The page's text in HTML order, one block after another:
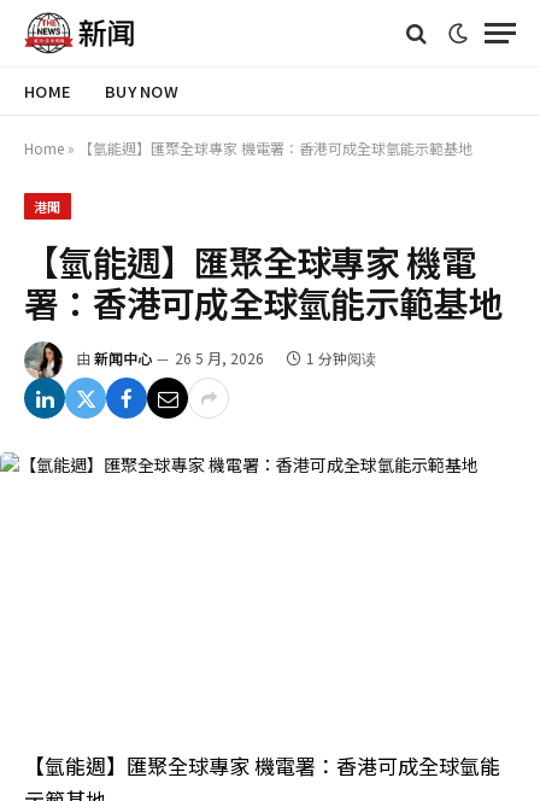
HOME BUY NOW
Home » 【氫能週】匯聚全球專家 機電署：香港可成全球氫能示範基地
港聞
【氫能週】匯聚全球專家 機電
署：香港可成全球氫能示範基地
由 新闻中心 26 5 月, 2026 1 分钟阅读
【氫能週】匯聚全球專家 機電署：香港可成全球氫能